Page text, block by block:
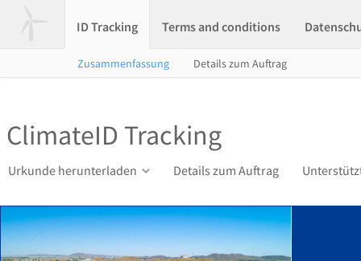
ID Tracking Terms and conditions
Zusammenfassung Details zum Auftrag
ClimateID Tracking
Urkunde herunterladen Details zum Auftrag